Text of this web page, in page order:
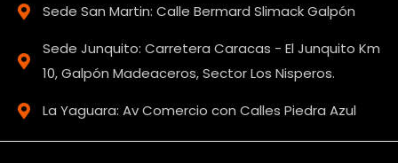
Sede San Martin: Calle Bermard Slimack Galpón
Sede Junquito: Carretera Caracas - El Junquito Km
10, Galpón Madeaceros, Sector Los Nisperos.
La Yaguara: Av Comercio con Calles Piedra Azul